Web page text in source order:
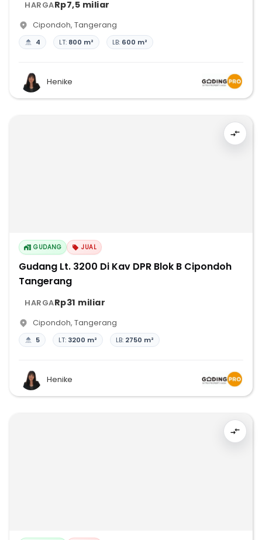
HARGARp7,5 miliar
Cipondoh, Tangerang
4 LT: 800 m² LB: 600 m²
Henike
GUDANG JUAL
Gudang Lt. 3200 Di Kav DPR Blok B Cipondoh
Tangerang
HARGARp31 miliar
Cipondoh, Tangerang
5 LT: 3200 m² LB: 2750 m²
Henike